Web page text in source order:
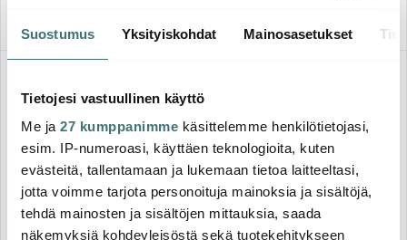
Suostumus Yksityiskohdat Mainosasetukset
Tietojesi vastuullinen käyttö
Me ja 27 kumppanimme käsittelemme henkilötietojasi,
esim. IP-numeroasi, käyttäen teknologioita, kuten
evästeitä, tallentamaan ja lukemaan tietoa laitteeltasi,
jotta voimme tarjota personoituja mainoksia ja sisältöjä,
tehdä mainosten ja sisältöjen mittauksia, saada
näkemyksiä kohdeyleisöstä sekä tuotekehitykseen